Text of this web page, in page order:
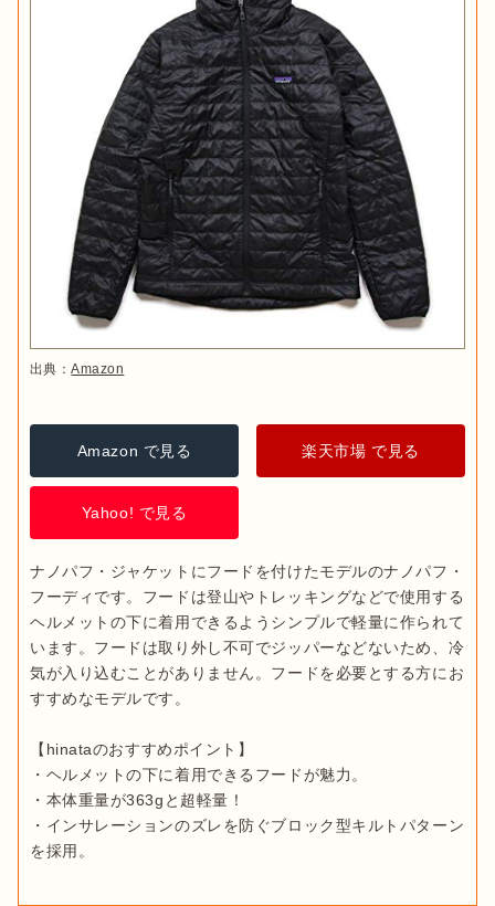
出典：Amazon
Amazon で見る 楽天市場 で見る
Yahoo! で見る
ナノパフ・ジャケットにフードを付けたモデルのナノパフ・
フーディです。フードは登山やトレッキングなどで使用する
ヘルメットの下に着用できるようシンプルで軽量に作られて
います。フードは取り外し不可でジッパーなどないため、冷
気が入り込むことがありません。フードを必要とする方にお
すすめなモデルです。
【hinataのおすすめポイント】
・ヘルメットの下に着用できるフードが魅力。
・本体重量が363gと超軽量！
・インサレーションのズレを防ぐブロック型キルトパターン
を採用。